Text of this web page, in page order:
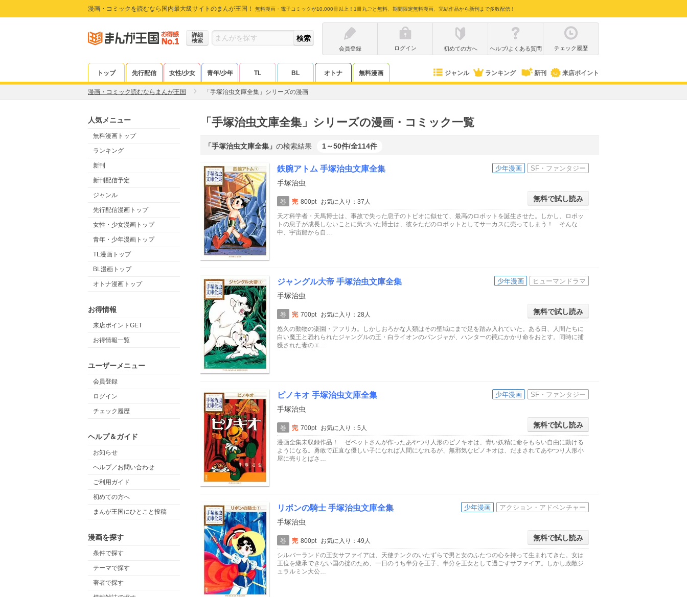
漫画・コミックを読むなら国内最大級サイトのまんが王国！ 無料漫画・電子コミックが10,000冊以上！1冊丸ごと無料、期間限定無料漫画、完結作品から新刊まで多数配信！
詳細
検索
会員登録
ログイン 初めての方へ ヘルプ/よくある質問 チェック履歴
トップ 先行配信 女性/少女 青年/少年 TL BL オトナ 無料漫画 ジャンル ランキング 新刊 来店ポイント
漫画・コミック読むならまんが王国 「手塚治虫文庫全集」シリーズの漫画
人気メニュー
無料漫画トップ
ランキング
新刊
新刊配信予定
ジャンル
先行配信漫画トップ
女性・少女漫画トップ
青年・少年漫画トップ
TL漫画トップ
BL漫画トップ
オトナ漫画トップ
お得情報
来店ポイントGET
お得情報一覧
ユーザーメニュー
会員登録
ログイン
チェック履歴
ヘルプ＆ガイド
お知らせ
ヘルプ／お問い合わせ
ご利用ガイド
初めての方へ
まんが王国にひとこと投稿
漫画を探す
条件で探す
テーマで探す
著者で探す
「手塚治虫文庫全集」シリーズの漫画・コミック一覧
「手塚治虫文庫全集」 の検索結果 1～50件/全114件
少年漫画 SF・ファンタジー
鉄腕アトム 手塚治虫文庫全集
手塚治虫
無料で試し読み
巻 完 800pt
お気に入り：37人
天才科学者・天馬博士は、事故で失った息子のトビオに似せて、最高のロボットを誕生させた。しかし、ロボッ
トの息子が成長しないことに気づいた博士は、彼をただのロボットとしてサーカスに売ってしまう！ そんな
中、宇宙船から自…
少年漫画 ヒューマンドラマ
ジャングル大帝 手塚治虫文庫全集
手塚治虫
無料で試し読み
巻 完 700pt
お気に入り：28人
悠久の動物の楽園・アフリカ。しかしおろかな人類はその聖域にまで足を踏み入れていた。ある日、人間たちに
白い魔王と恐れられたジャングルの王・白ライオンのパンジャが、ハンターの罠にかかり命をおとす。同時に捕
獲された妻のエ…
少年漫画 SF・ファンタジー
ピノキオ 手塚治虫文庫全集
手塚治虫
無料で試し読み
巻 完 700pt
お気に入り：5人
漫画全集未収録作品！ ゼペットさんが作ったあやつり人形のピノキオは、青い妖精に命をもらい自由に動ける
ようになる。勇敢で正直な優しい子になれば人間になれるが、無邪気なピノキオは、だまされてあやつり人形小
屋に売りとばさ…
少年漫画 アクション・アドベンチャー
リボンの騎士 手塚治虫文庫全集
手塚治虫
無料で試し読み
巻 完 800pt
お気に入り：49人
シルバーランドの王女サファイアは、天使チンクのいたずらで男と女のふたつの心を持って生まれてきた。女は
王位を継承できない国の掟のため、一日のうち半分を王子、半分を王女として過ごすサファイア。しかし政敵ジ
ュラルミン大公…